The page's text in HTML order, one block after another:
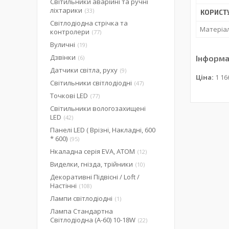
Ціна: 1
ліхтарики 33
Світлодіодна стрічка та
контролери
77
Вуличні 19
Дзвінки 6
Датчики світла, руху 9
Світильники світлодіодні 47
Точкові LED 77
Світильники вологозахищені
LED 42
Панелі LED ( Врізні, Накладні, 600
* 600) 95
Нкаладна серія EVA, ATOM 12
Виделки, гнізда, трійники 10
Декоративні Підвісні / Loft /
Настінні
108
Лампи світлодіодні 1
Лампа Стандартна
Світлодіодна (А-60) 10-18W 22